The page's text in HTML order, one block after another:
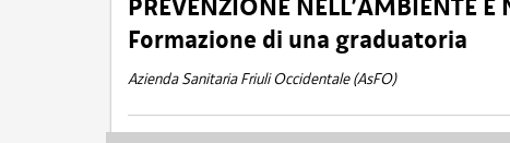
PREVENZIONE NELL’AMBIENTE
Formazione di una graduatoria
Azienda Sanitaria Friuli Occidentale (AsFO)